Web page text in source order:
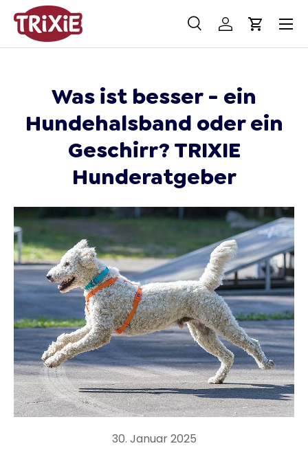
Direkt zum Inhalt
Suchen
SucheEinloggen
Menü
Was ist besser - ein
Hundehalsband oder ein
Geschirr? TRIXIE
Hunderatgeber
30. Januar 2025